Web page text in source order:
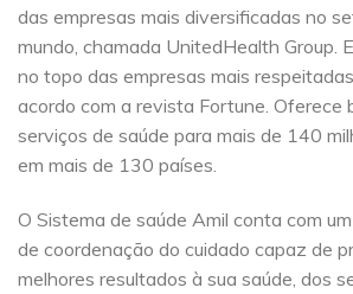
das empresas mais diversificadas no
mundo, chamada UnitedHealth Group.
no topo das empresas mais
acordo com a revista Fortune. Oferece
serviços de saúde para mais de 140
em mais de 130 países.
O Sistema de saúde Amil conta com
de coordenação do cuidado capaz de
melhores resultados à sua saúde, dos